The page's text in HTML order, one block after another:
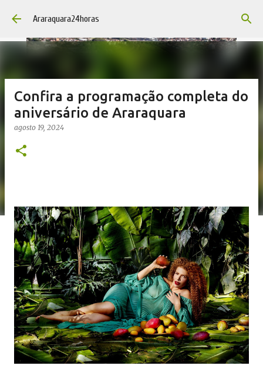
Pular para o conteúdo principal
Araraquara24horas
Confira a programação completa do
aniversário de Araraquara
agosto 19, 2024